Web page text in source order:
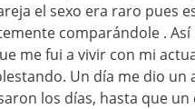
el sexo era raro pues
comparándole .
me fui a vivir con mi
Un día me dio un
los días, hasta que